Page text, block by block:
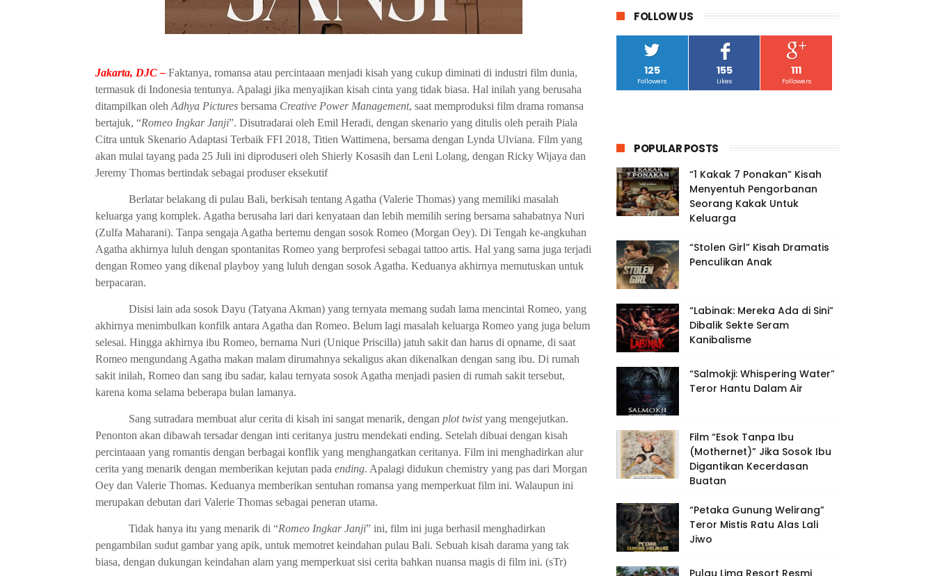
Jakarta, DJC – Faktanya, romansa atau percintaaan menjadi kisah yang cukup diminati di industri film dunia,
termasuk di Indonesia tentunya. Apalagi jika menyajikan kisah cinta yang tidak biasa. Hal inilah yang berusaha
ditampilkan oleh Adhya Pictures bersama Creative Power Management, saat memproduksi film drama romansa
bertajuk, “Romeo Ingkar Janji”. Disutradarai oleh Emil Heradi, dengan skenario yang ditulis oleh peraih Piala
Citra untuk Skenario Adaptasi Terbaik FFI 2018, Titien Wattimena, bersama dengan Lynda Ulviana. Film yang
akan mulai tayang pada 25 Juli ini diproduseri oleh Shierly Kosasih dan Leni Lolang, dengan Ricky Wijaya dan
Jeremy Thomas bertindak sebagai produser eksekutif
Berlatar belakang di pulau Bali, berkisah tentang Agatha (Valerie Thomas) yang memiliki masalah
keluarga yang komplek. Agatha berusaha lari dari kenyataan dan lebih memilih sering bersama sahabatnya Nuri
(Zulfa Maharani). Tanpa sengaja Agatha bertemu dengan sosok Romeo (Morgan Oey). Di Tengah ke-angkuhan
Agatha akhirnya luluh dengan spontanitas Romeo yang berprofesi sebagai tattoo artis. Hal yang sama juga terjadi
dengan Romeo yang dikenal playboy yang luluh dengan sosok Agatha. Keduanya akhirnya memutuskan untuk
berpacaran.
Disisi lain ada sosok Dayu (Tatyana Akman) yang ternyata memang sudah lama mencintai Romeo, yang
akhirnya menimbulkan konfilk antara Agatha dan Romeo. Belum lagi masalah keluarga Romeo yang juga belum
selesai. Hingga akhirnya ibu Romeo, bernama Nuri (Unique Priscilla) jatuh sakit dan harus di opname, di saat
Romeo mengundang Agatha makan malam dirumahnya sekaligus akan dikenalkan dengan sang ibu. Di rumah
sakit inilah, Romeo dan sang ibu sadar, kalau ternyata sosok Agatha menjadi pasien di rumah sakit tersebut,
karena koma selama beberapa bulan lamanya.
Sang sutradara membuat alur cerita di kisah ini sangat menarik, dengan plot twistyang mengejutkan.
Penonton akan dibawah tersadar dengan inti ceritanya justru mendekati ending. Setelah dibuai dengan kisah
percintaaan yang romantis dengan berbagai konflik yang menghangatkan ceritanya. Film ini menghadirkan alur
cerita yang menarik dengan memberikan kejutan pada ending. Apalagi didukun chemistry yang pas dari Morgan
Oey dan Valerie Thomas. Keduanya memberikan sentuhan romansa yang memperkuat film ini. Walaupun ini
merupakan debutan dari Valerie Thomas sebagai peneran utama.
Tidak hanya itu yang menarik di “Romeo Ingkar Janji” ini, film ini juga berhasil menghadirkan
pengambilan sudut gambar yang apik, untuk memotret keindahan pulau Bali. Sebuah kisah darama yang tak
biasa, dengan dukungan keindahan alam yang memperkuat sisi cerita bahkan nuansa magis di film ini. (sTr)
FOLLOW US
125
Followers
155
Likes
111
Followers
POPULAR POSTS
“1 Kakak 7 Ponakan” Kisah
Menyentuh Pengorbanan
Seorang Kakak Untuk
Keluarga
“Stolen Girl” Kisah Dramatis
Penculikan Anak
“Labinak: Mereka Ada di Sini”
Dibalik Sekte Seram
Kanibalisme
“Salmokji: Whispering Water”
Teror Hantu Dalam Air
Film “Esok Tanpa Ibu
(Mothernet)” Jika Sosok Ibu
Digantikan Kecerdasan
Buatan
“Petaka Gunung Welirang”
Teror Mistis Ratu Alas Lali
Jiwo
Pulau Lima Resort Resmi